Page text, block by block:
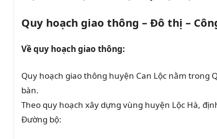
Quy hoạch giao thông – Đô thị –
Về quy hoạch giao thông:
Quy hoạch giao thông huyện Can Lộc nằm trong
bàn.
Theo quy hoạch xây dựng vùng huyện Lộc Hà,
Đường bộ: